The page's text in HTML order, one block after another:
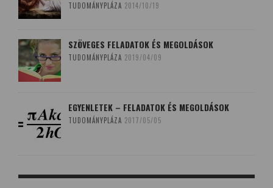
TUDOMÁNYPLÁZA 2014/10/19
SZÖVEGES FELADATOK ÉS MEGOLDÁSOK
TUDOMÁNYPLÁZA 2019/04/09
EGYENLETEK – FELADATOK ÉS MEGOLDÁSOK
TUDOMÁNYPLÁZA 2017/05/05